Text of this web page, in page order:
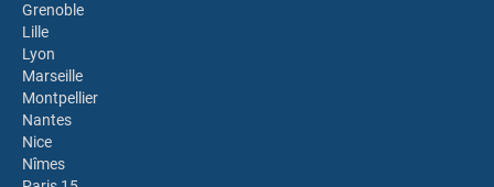
Grenoble
Lille
Lyon
Marseille
Montpellier
Nantes
Nice
Nîmes